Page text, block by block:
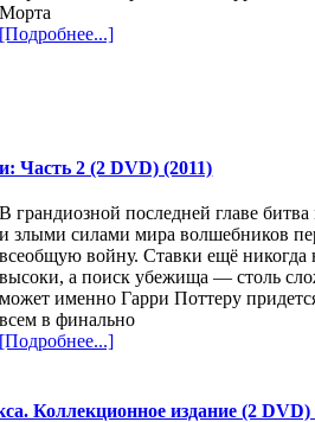
Морта
[Подробнее...]
Часть 2 (2 DVD) (2011)
В грандиозной последней главе
и злыми силами мира волшебников
всеобщую войну. Ставки ещё никогда
высоки, а поиск убежища — столь
может именно Гарри Поттеру
всем в финально
[Подробнее...]
Коллекционное издание (2 DVD)